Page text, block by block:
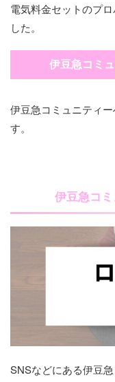
電気料金セットのプ
した。
伊豆急コミ
伊豆急コミュニティ
す。
伊豆急コ
SNSなどにある伊豆